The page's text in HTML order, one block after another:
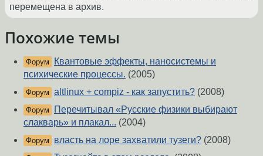
перемещена в архив.
Похожие темы
Форум
Квантовые эффекты, наносистемы и
психические процессы. (2005)
Форум altlinux + compiz - как запустить? (2008)
Форум
Перечитывал «Русские физики выбирают
слакварь» и плакал... (2004)
Форум власть на лоре захватили тузеги? (2008)